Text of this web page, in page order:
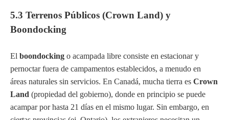
5.3 Terrenos Públicos (Crown Land) y
Boondocking
El boondocking o acampada libre consiste en estacionar y
pernoctar fuera de campamentos establecidos, a menudo en
áreas naturales sin servicios. En Canadá, mucha tierra es Crown
Land (propiedad del gobierno), donde en principio se puede
acampar por hasta 21 días en el mismo lugar. Sin embargo, en